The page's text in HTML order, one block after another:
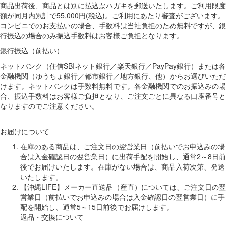
商品出荷後、商品とは別に払込票ハガキを郵送いたします。ご利用限度
額が同月内累計で55,000円(税込)。ご利用にあたり審査がございます。
コンビニでのお支払いの場合、手数料は当社負担のため無料ですが、銀
行振込の場合のみ振込手数料はお客様ご負担となります。
銀行振込（前払い）
ネットバンク（住信SBIネット銀行／楽天銀行／PayPay銀行）または各
金融機関（ゆうちょ銀行／都市銀行／地方銀行、他）からお選びいただ
けます。ネットバンクは手数料無料です。各金融機関でのお振込みの場
合、振込手数料はお客様ご負担となり、ご注文ごとに異なる口座番号と
なりますのでご注意ください。
お届けについて
在庫のある商品は、ご注文日の翌営業日（前払いでお申込みの場
合は入金確認日の翌営業日）に出荷手配を開始し、通常2～8日前
後でお届けいたします。在庫がない場合は、商品入荷次第、発送
いたします。
【沖縄LIFE】メーカー直送品（産直）については、ご注文日の翌
営業日（前払いでお申込みの場合は入金確認日の翌営業日）に手
配を開始し、通常5～15日前後でお届けします。
返品・交換について